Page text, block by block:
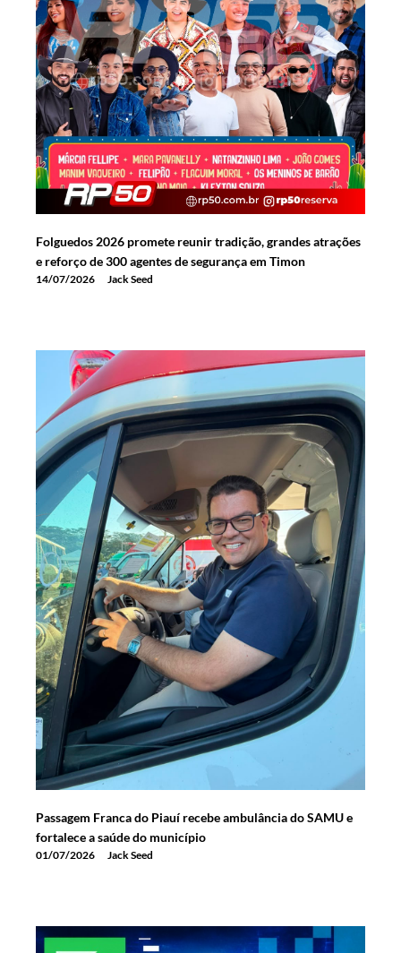
Folguedos 2026 promete reunir tradição, grandes atrações
e reforço de 300 agentes de segurança em Timon
14/07/2026 Jack Seed
Passagem Franca do Piauí recebe ambulância do SAMU e
fortalece a saúde do município
01/07/2026 Jack Seed